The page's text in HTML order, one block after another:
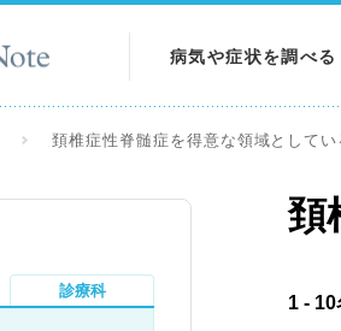
病気や症状を調べる
頚椎症性脊髄症を得意な領域としてい
頚
1 - 10
診療科